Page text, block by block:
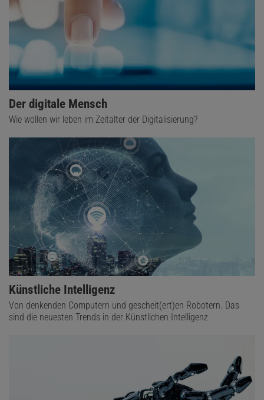
Der digitale Mensch
Wie wollen wir leben im Zeitalter der Digitalisierung?
Künstliche Intelligenz
Von denkenden Computern und gescheit(ert)en Robotern. Das
sind die neuesten Trends in der Künstlichen Intelligenz.